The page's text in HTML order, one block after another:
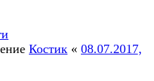
Костик « 08.07.2017,